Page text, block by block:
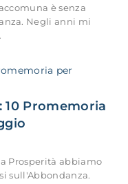
è senza
Negli anni mi
10 Promemoria
Prosperità abbiamo
sull'Abbondanza.